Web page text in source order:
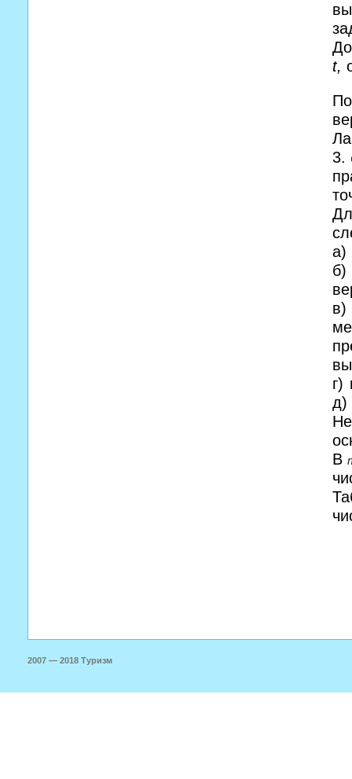
t,
3.
а)
б)
в)
г)
д)
В
2007 — 2018 Туризм